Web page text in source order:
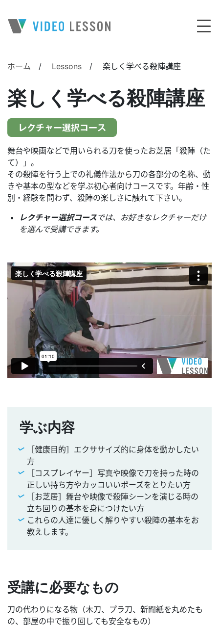
メインナビゲーション
ホーム / Lessons / 楽しく学べる殺陣講座
楽しく学べる殺陣講座
舞台や映画などで用いられる刀を使ったお芝居「殺陣（た
て）」。
その殺陣を行う上での礼儀作法から刀の各部分の名称、動
きや基本の型などを学ぶ初心者向けコースです。年齢・性
別・経験を問わず、殺陣の楽しさに触れて下さい。
レクチャー選択コースでは、お好きなレクチャーだけ
を選んで受講できます。
学ぶ内容
［健康目的］エクササイズ的に身体を動かしたい
方
［コスプレイヤー］写真や映像で刀を持った時の
正しい持ち方やカッコいいポーズをとりたい方
［お芝居］舞台や映像で殺陣シーンを演じる時の
立ち回りの基本を身につけたい方
これらの人達に優しく解りやすい殺陣の基本をお
教えします。
受講に必要なもの
刀の代わりになる物（木刀、プラ刀、新聞紙を丸めたも
の、部屋の中で振り回しても安全なもの）